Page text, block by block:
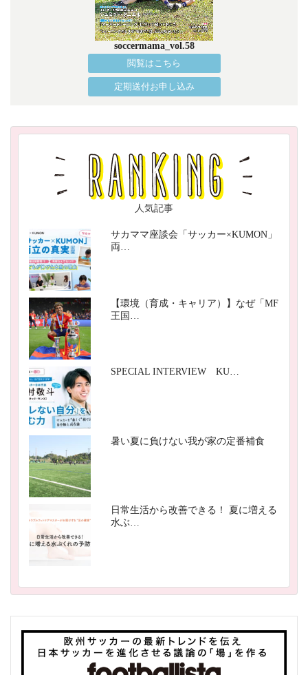
soccermama_vol.58
閲覧はこちら
定期送付お申し込み
人気記事
サカママ座談会「サッカー×KUMON」
両…
【環境（育成・キャリア）】なぜ「MF
王国…
SPECIAL INTERVIEW KU…
暑い夏に負けない我が家の定番補食
日常生活から改善できる！ 夏に増える
水ぶ…